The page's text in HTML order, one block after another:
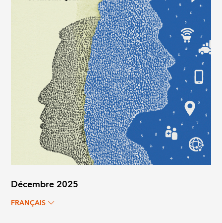
Décembre 2025
FRANÇAIS